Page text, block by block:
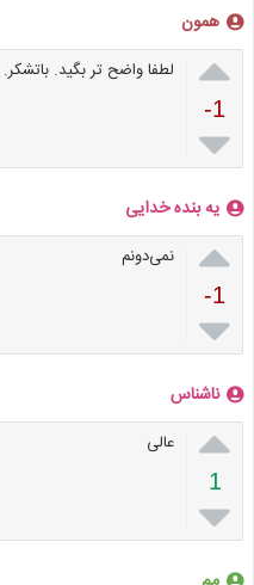
همون

-1

لطفا واضح تر بگید. باتشکر.
یه بنده خدایی

-1

نمی‌دونم
ناشناس

1

عالی